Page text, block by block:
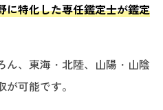
に特化した専任鑑定士が鑑定
ん、東海・北陸、山陽・山陰
可能です。